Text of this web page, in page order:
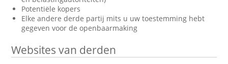
Potentiële kopers
Elke andere derde partij mits u uw toestemming hebt
gegeven voor de openbaarmaking
Websites van derden